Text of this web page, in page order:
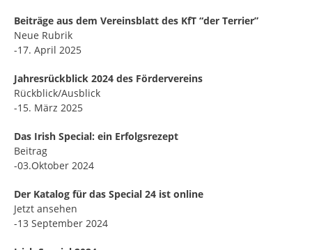
Beiträge aus dem Vereinsblatt des KfT “der Terrier”
Neue Rubrik
-17. April 2025
Jahresrückblick 2024 des Fördervereins
Rückblick/Ausblick
-15. März 2025
Das Irish Special: ein Erfolgsrezept
Beitrag
-03.Oktober 2024
Der Katalog für das Special 24 ist online
Jetzt ansehen
-13 September 2024